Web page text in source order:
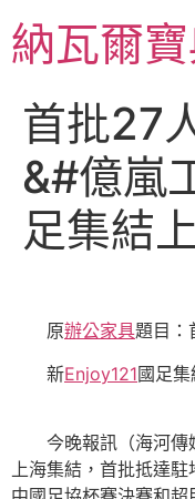
至
主納瓦爾
首批27
&#億嵐
足集結
原辦公家具題目：
新Enjoy121國足集
今晚報訊（海河傳
上海集結，首批抵達